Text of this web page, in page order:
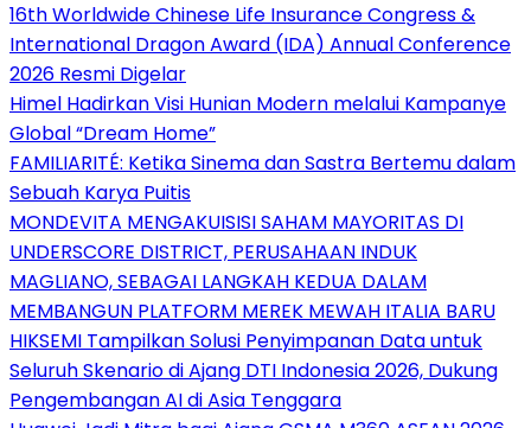
16th Worldwide Chinese Life Insurance Congress &
International Dragon Award (IDA) Annual Conference
2026 Resmi Digelar
Himel Hadirkan Visi Hunian Modern melalui Kampanye
Global “Dream Home”
FAMILIARITÉ: Ketika Sinema dan Sastra Bertemu dalam
Sebuah Karya Puitis
MONDEVITA MENGAKUISISI SAHAM MAYORITAS DI
UNDERSCORE DISTRICT, PERUSAHAAN INDUK
MAGLIANO, SEBAGAI LANGKAH KEDUA DALAM
MEMBANGUN PLATFORM MEREK MEWAH ITALIA BARU
HIKSEMI Tampilkan Solusi Penyimpanan Data untuk
Seluruh Skenario di Ajang DTI Indonesia 2026, Dukung
Pengembangan AI di Asia Tenggara